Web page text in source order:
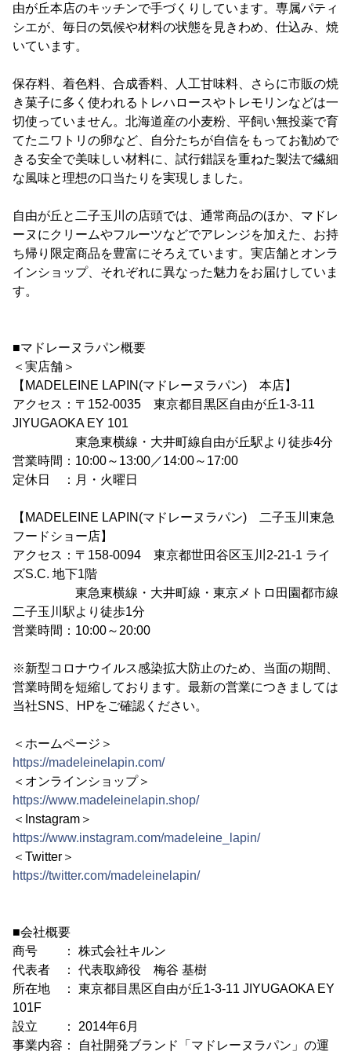
由が丘本店のキッチンで手づくりしています。専属パティ
シエが、毎日の気候や材料の状態を見きわめ、仕込み、焼
いています。
保存料、着色料、合成香料、人工甘味料、さらに市販の焼
き菓子に多く使われるトレハロースやトレモリンなどは一
切使っていません。北海道産の小麦粉、平飼い無投薬で育
てたニワトリの卵など、自分たちが自信をもってお勧めで
きる安全で美味しい材料に、試行錯誤を重ねた製法で繊細
な風味と理想の口当たりを実現しました。
自由が丘と二子玉川の店頭では、通常商品のほか、マドレ
ーヌにクリームやフルーツなどでアレンジを加えた、お持
ち帰り限定商品を豊富にそろえています。実店舗とオンラ
インショップ、それぞれに異なった魅力をお届けしていま
す。
■マドレーヌラパン概要
＜実店舗＞
【MADELEINE LAPIN(マドレーヌラパン) 本店】
アクセス：〒152-0035 東京都目黒区自由が丘1-3-11
JIYUGAOKA EY 101
東急東横線・大井町線自由が丘駅より徒歩4分
営業時間：10:00～13:00／14:00～17:00
定休日 ：月・火曜日
【MADELEINE LAPIN(マドレーヌラパン) 二子玉川東急
フードショー店】
アクセス：〒158-0094 東京都世田谷区玉川2-21-1 ライ
ズS.C. 地下1階
東急東横線・大井町線・東京メトロ田園都市線
二子玉川駅より徒歩1分
営業時間：10:00～20:00
※新型コロナウイルス感染拡大防止のため、当面の期間、
営業時間を短縮しております。最新の営業につきましては
当社SNS、HPをご確認ください。
＜ホームページ＞
https://madeleinelapin.com/
＜オンラインショップ＞
https://www.madeleinelapin.shop/
＜Instagram＞
https://www.instagram.com/madeleine_lapin/
＜Twitter＞
https://twitter.com/madeleinelapin/
■会社概要
商号 ： 株式会社キルン
代表者 ： 代表取締役 梅谷 基樹
所在地 ： 東京都目黒区自由が丘1-3-11 JIYUGAOKA EY
101F
設立 ： 2014年6月
事業内容： 自社開発ブランド「マドレーヌラパン」の運